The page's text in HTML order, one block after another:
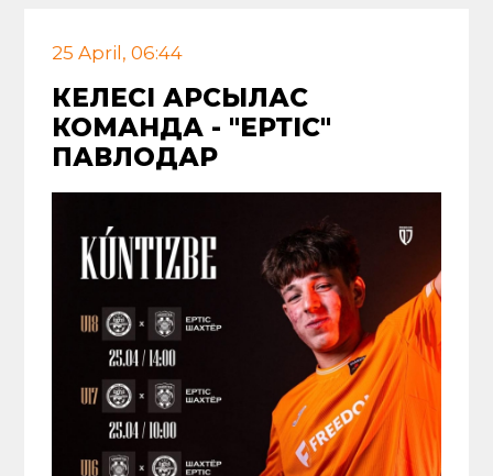
25 April, 06:44
КЕЛЕСІ ҚАРСЫЛАС
КОМАНДА - "ЕРТІС"
ПАВЛОДАР